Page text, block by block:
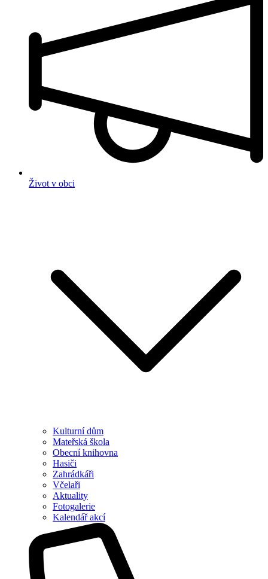
Život v obci
Kulturní dům
Mateřská škola
Obecní knihovna
Hasiči
Zahrádkáři
Včelaři
Aktuality
Fotogalerie
Kalendář akcí